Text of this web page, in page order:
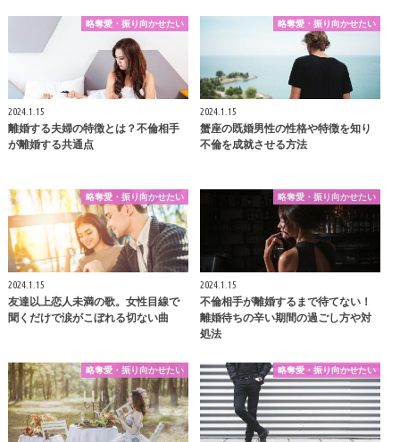
略奪愛・振り向かせたい
2024.1.15
離婚する夫婦の特徴とは？不倫相手
が離婚する共通点
略奪愛・振り向かせたい
2024.1.15
蟹座の既婚男性の性格や特徴を知り
不倫を成就させる方法
略奪愛・振り向かせたい
2024.1.15
友達以上恋人未満の歌。女性目線で
聞くだけで涙がこぼれる切ない曲
略奪愛・振り向かせたい
2024.1.15
不倫相手が離婚するまで待てない！
離婚待ちの辛い期間の過ごし方や対
処法
略奪愛・振り向かせたい 略奪愛・振り向かせたい